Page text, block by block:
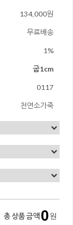
134,000원
무료배송
1%
굽1cm
0117
천연소가죽
총 상품 금액 0 원